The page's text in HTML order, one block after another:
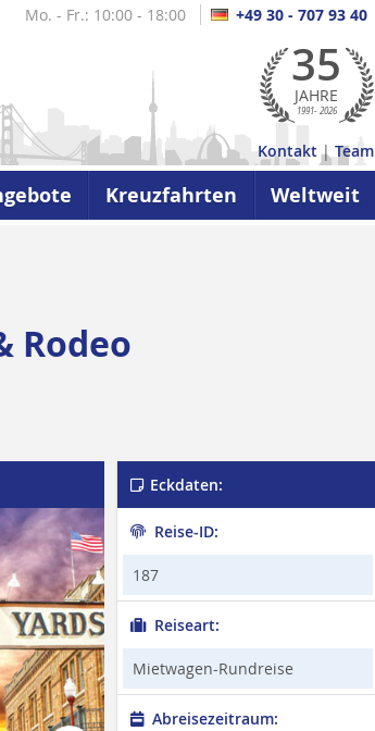
Mo. - Fr.: 10:00 - 18:00 +49 30 - 707 93 40
35
JAHRE
1991- 2026
Kontakt | Team
Kreuzfahrten Weltweit
Rodeo
Main Strasse Village, Covington
Eckdaten:
Reise-ID:
187
Reiseart:
Mietwagen-Rundreise
Abreisezeitraum: